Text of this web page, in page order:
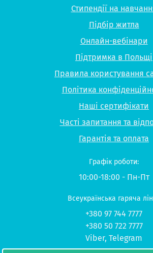
Стипендії на
Підбір житла
Онлайн-вебінари
Підтримка в Польщі
Правила користування
Політика
Наші сертифікати
Часті запитання та
Гарантія та оплата
Графік роботи:
10:00-18:00 - Пн-Пт
Всеукраїнська гаряча
+380 97 744 7777
+380 50 722 7777
Viber, Telegram